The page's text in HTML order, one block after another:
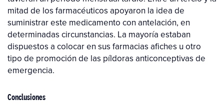
mitad de los farmacéuticos apoyaron la idea de
suministrar este medicamento con antelación, en
determinadas circunstancias. La mayoría estaban
dispuestos a colocar en sus farmacias afiches u otro
tipo de promoción de las píldoras anticonceptivas de
emergencia.
Conclusiones